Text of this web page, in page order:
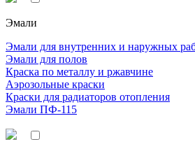
Эмали
Эмали для внутренних и наружных
Эмали для полов
Краска по металлу и ржавчине
Аэрозольные краски
Краски для радиаторов отопления
Эмали ПФ-115